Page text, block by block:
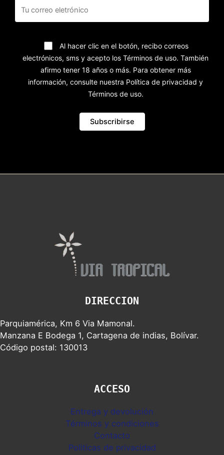
Al hacer clic en el botón, recibo correos
electrónicos, sms y acepto los Términos de uso. También
afirmo tener 18 años o más. Para obtener más
información, consulte nuestra Política de privacidad y
Términos de uso.
DIRECCION
Parquiamérica, Km 6 Via Mamonal.
Manzana E Bodega 1, Cartagena de indias, Bolívar.
Código postal: 130013
ACCESO
Entrega y devolución
Términos y condiciones
Contacto
Politicas de privacidad